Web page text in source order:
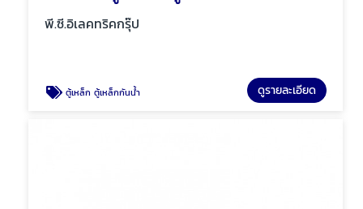
พี.ซี.อิเลคทริคกรุ๊ป
ตู้เหล็ก ตู้เหล็กกันน้ำ ดูรายละเอียด